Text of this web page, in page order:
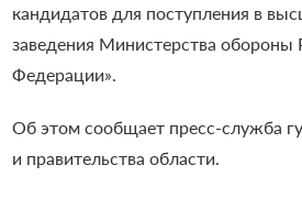
кандидатов для поступления в
заведения Министерства обороны
Федерации».
Об этом сообщает пресс-служба
и правительства области.